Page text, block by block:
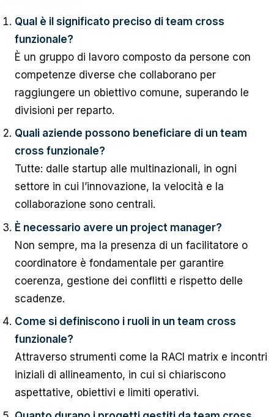
Qual è il significato preciso di team cross
funzionale?
È un gruppo di lavoro composto da persone con
competenze diverse che collaborano per
raggiungere un obiettivo comune, superando le
divisioni per reparto.
Quali aziende possono beneficiare di un team
cross funzionale?
Tutte: dalle startup alle multinazionali, in ogni
settore in cui l’innovazione, la velocità e la
collaborazione sono centrali.
È necessario avere un project manager?
Non sempre, ma la presenza di un facilitatore o
coordinatore è fondamentale per garantire
coerenza, gestione dei conflitti e rispetto delle
scadenze.
Come si definiscono i ruoli in un team cross
funzionale?
Attraverso strumenti come la RACI matrix e incontri
iniziali di allineamento, in cui si chiariscono
aspettative, obiettivi e limiti operativi.